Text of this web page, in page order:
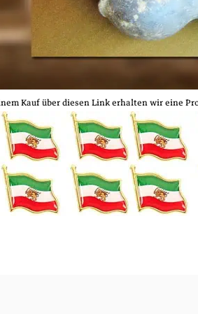
Kauf über diesen Link erhalten wir eine